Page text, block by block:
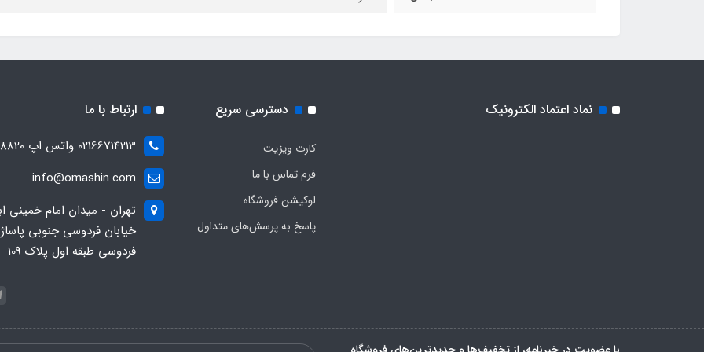
نماد اعتماد الکترونیک دسترسی سریع
کارت ویزیت
فرم تماس با ما
لوکیشن فروشگاه
پاسخ به پرسش‌های متداول
ارتباط با ما
02166714213 واتس اپ 09028288820
info@omashin.com
تهران - میدان امام خمینی
خیابان فردوسی جنوبی پاساژ
فردوسی طبقه اول پلاک 109